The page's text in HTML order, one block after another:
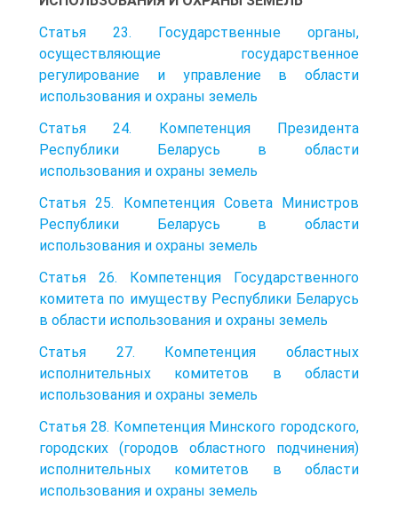
Статья 23. Государственные органы,
осуществляющие государственное
регулирование и управление в области
использования и охраны земель
Статья 24. Компетенция Президента
Республики Беларусь в области
использования и охраны земель
Статья 25. Компетенция Совета Министров
Республики Беларусь в области
использования и охраны земель
Статья 26. Компетенция Государственного
комитета по имуществу Республики Беларусь
в области использования и охраны земель
Статья 27. Компетенция областных
исполнительных комитетов в области
использования и охраны земель
Статья 28. Компетенция Минского городского,
городских (городов областного подчинения)
исполнительных комитетов в области
использования и охраны земель